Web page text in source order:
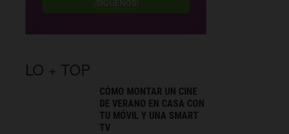
¡SÍGUENOS!
LO + TOP
CÓMO MONTAR UN CINE
DE VERANO EN CASA CON
TU MÓVIL Y UNA SMART
TV